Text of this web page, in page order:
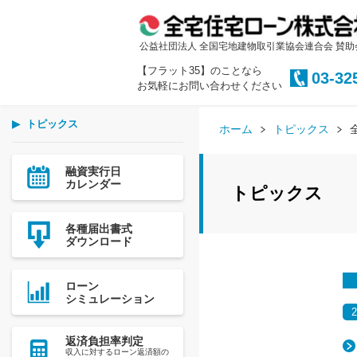
公益社団法人 全国宅地建物取引業協会連合会 賛助
【フラット35】のことなら
お気軽にお問い合わせください
03-
トピックス
融資実行日
カレンダー
各種届出書式
ダウンロード
ローン
シミュレーション
返済負担率判定
収入に対するローン返済額の
ホーム トピックス
トピックス